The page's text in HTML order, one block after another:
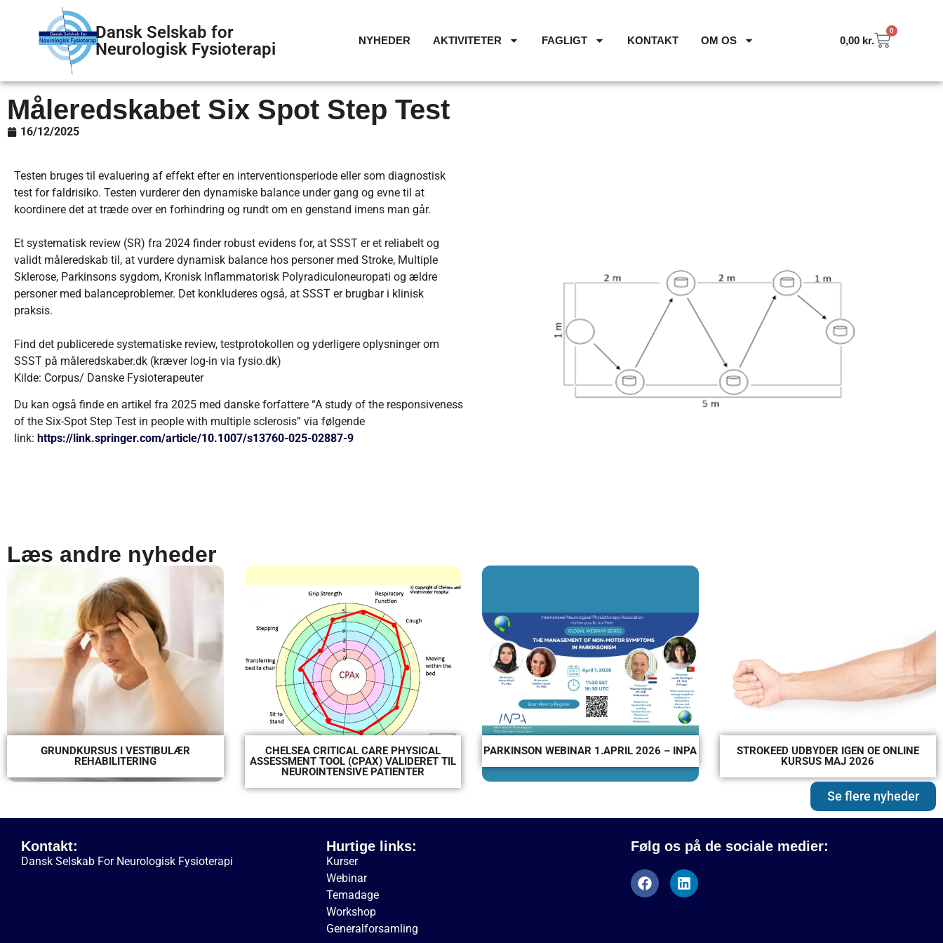
Dansk Selskab for
Neurologisk Fysioterapi
NYHEDER AKTIVITETER FAGLIGT KONTAKT OM OS 0,00 kr.
0
Måleredskabet Six Spot Step Test
16/12/2025
Testen bruges til evaluering af effekt efter en interventionsperiode eller som diagnostisk
test for faldrisiko. Testen vurderer den dynamiske balance under gang og evne til at
koordinere det at træde over en forhindring og rundt om en genstand imens man går.
Et systematisk review (SR) fra 2024 finder robust evidens for, at SSST er et reliabelt og
validt måleredskab til, at vurdere dynamisk balance hos personer med Stroke, Multiple
Sklerose, Parkinsons sygdom, Kronisk Inflammatorisk Polyradiculoneuropati og ældre
personer med balanceproblemer. Det konkluderes også, at SSST er brugbar i klinisk
praksis.
Find det publicerede systematiske review, testprotokollen og yderligere oplysninger om
SSST på måleredskaber.dk (kræver log-in via fysio.dk)
Kilde: Corpus/ Danske Fysioterapeuter
Du kan også finde en artikel fra 2025 med danske forfattere “A study of the responsiveness
of the Six-Spot Step Test in people with multiple sclerosis” via følgende
link: https://link.springer.com/article/10.1007/s13760-025-02887-9
Læs andre nyheder
GRUNDKURSUS I VESTIBULÆR
REHABILITERING
CHELSEA CRITICAL CARE PHYSICAL
ASSESSMENT TOOL (CPAX) VALIDERET TIL
NEUROINTENSIVE PATIENTER
PARKINSON WEBINAR 1.APRIL 2026 – INPA
STROKEED UDBYDER IGEN OE ONLINE
KURSUS MAJ 2026
Se flere nyheder
Kontakt:
Dansk Selskab For Neurologisk Fysioterapi
Hurtige links:
Kurser
Webinar
Temadage
Workshop
Generalforsamling
Følg os på de sociale medier: